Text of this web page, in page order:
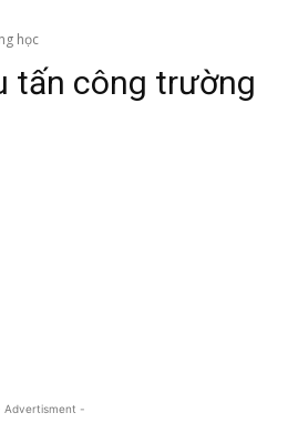
học
tấn công trường
Advertisment -